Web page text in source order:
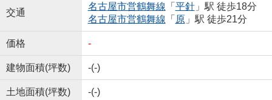
交通
名古屋市営鶴舞線 「 平針」駅 徒歩18分
名古屋市営鶴舞線 「 原」駅 徒歩21分
価格 -
建物面積(坪数) -(-)
土地面積(坪数) -(-)